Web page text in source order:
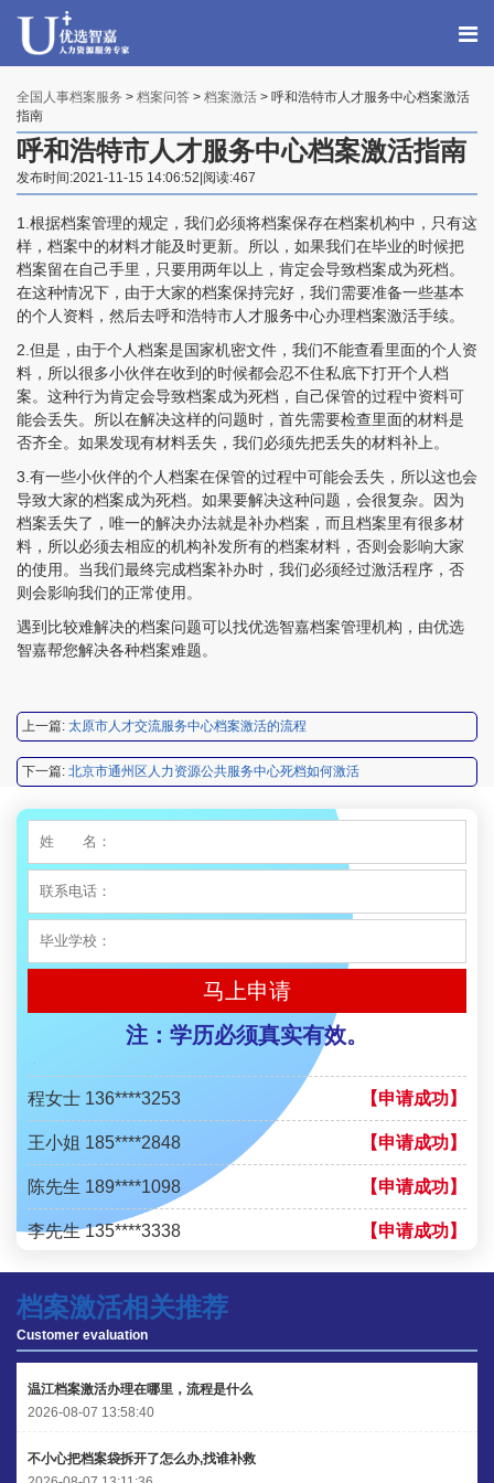
全国人事档案服务 > 档案问答 > 档案激活 > 呼和浩特市人才服务中心档案激活
指南
呼和浩特市人才服务中心档案激活指南
发布时间:2021-11-15 14:06:52|阅读:467
1.根据档案管理的规定，我们必须将档案保存在档案机构中，只有这
样，档案中的材料才能及时更新。所以，如果我们在毕业的时候把
档案留在自己手里，只要用两年以上，肯定会导致档案成为死档。
在这种情况下，由于大家的档案保持完好，我们需要准备一些基本
的个人资料，然后去呼和浩特市人才服务中心办理档案激活手续。
2.但是，由于个人档案是国家机密文件，我们不能查看里面的个人资
料，所以很多小伙伴在收到的时候都会忍不住私底下打开个人档
案。这种行为肯定会导致档案成为死档，自己保管的过程中资料可
能会丢失。所以在解决这样的问题时，首先需要检查里面的材料是
否齐全。如果发现有材料丢失，我们必须先把丢失的材料补上。
3.有一些小伙伴的个人档案在保管的过程中可能会丢失，所以这也会
导致大家的档案成为死档。如果要解决这种问题，会很复杂。因为
档案丢失了，唯一的解决办法就是补办档案，而且档案里有很多材
料，所以必须去相应的机构补发所有的档案材料，否则会影响大家
的使用。当我们最终完成档案补办时，我们必须经过激活程序，否
则会影响我们的正常使用。
遇到比较难解决的档案问题可以找优选智嘉档案管理机构，由优选
智嘉帮您解决各种档案难题。
上一篇: 太原市人才交流服务中心档案激活的流程
下一篇: 北京市通州区人力资源公共服务中心死档如何激活
马上申请
注：学历必须真实有效。
程女士 134****3518 【申请成功】
陈先生 158****3306
程女士 136****3253 【申请成功】
王小姐 185****2848 【申请成功】
陈先生 189****1098
李先生 135****3338 【申请成功】
程女士 134****3518 【申请成功】
王小姐 181****2354 【申请成功】
李先生 137****1923
程女士 136****3253 【申请成功】
王小姐 185****2848 【申请成功】
陈先生 189****1098 【申请成功】
李先生 135****3338 【申请成功】
程女士 134****3518 【申请成功】
王小姐 181****2354
陈先生 158****3306 【申请成功】
李先生 137****1923
程女士 136****3253
档案激活相关推荐
Customer evaluation
温江档案激活办理在哪里，流程是什么
2026-08-07 13:58:40
不小心把档案袋拆开了怎么办,找谁补救